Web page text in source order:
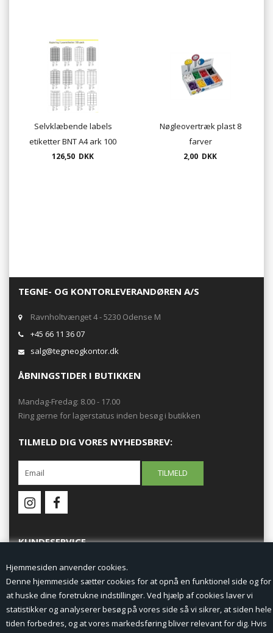
Hjemmesiden anvender cookies.
Denne hjemmeside sætter cookies for at opnå en funktionel side og for
at huske dine foretrukne indstillinger. Ved hjælp af cookies laver vi
statistikker og analyserer besøg på vores side så vi sikrer, at siden hele
tiden forbedres, og at vores markedsføring bliver relevant for dig. Hvis
Selvklæbende labels
etiketter BNT A4 ark 100
ark. pr. pakke mange
126,50 DKK
Nøgleovertræk plast 8
farver
2,00 DKK
TEGNE- OG KONTORLEVERANDØREN A/S
Ravnholtvænget 4 - 5230 Odense M
+45 66 11 36 07
salg@tegneogkontor.dk
ÅBNINGSTIDER I BUTIKKEN
Mandag-Fredag: 8.00 - 17.00
Ring gerne for lagerstatus inden besøg i butikken
TILMELD DIG VORES NYHEDSBREV:
KUNDESERVICE
Forside
Min Konto
Nyheder